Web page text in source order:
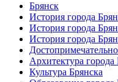
Брянск
История города
История города
История города
Архитектура города
Культура Брянска